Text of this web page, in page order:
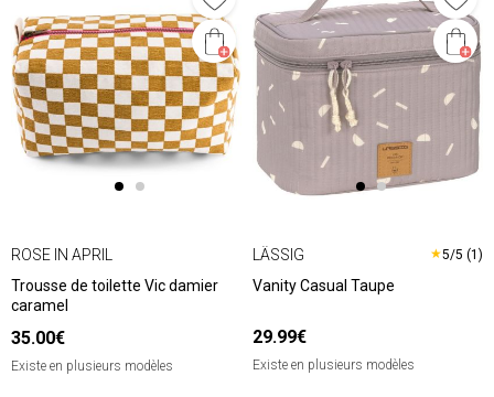
ROSE IN APRIL
Trousse de toilette Vic damier
caramel
35.00€
Existe en plusieurs modèles
LÄSSIG ★5/5 (1)
Vanity Casual Taupe
29.99€
Existe en plusieurs modèles